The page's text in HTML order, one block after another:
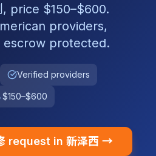
, price $150–$600.
providers,
escrow protected.
Verified providers
$150–$600
request in 新泽西 →